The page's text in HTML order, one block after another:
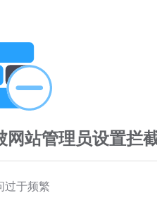
网站管理员设置拦
过于频繁